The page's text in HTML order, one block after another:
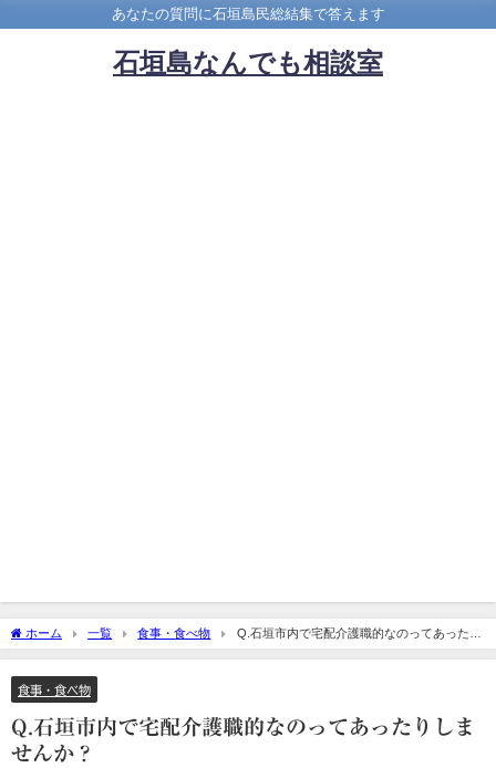
あなたの質問に石垣島民総結集で答えます
石垣島なんでも相談室
ホーム 一覧 食事・食べ物
Q.石垣市内で宅配介護職的なのってあったり
しませんか？
食事・食べ物
Q.石垣市内で宅配介護職的なのってあったりしま
せんか？